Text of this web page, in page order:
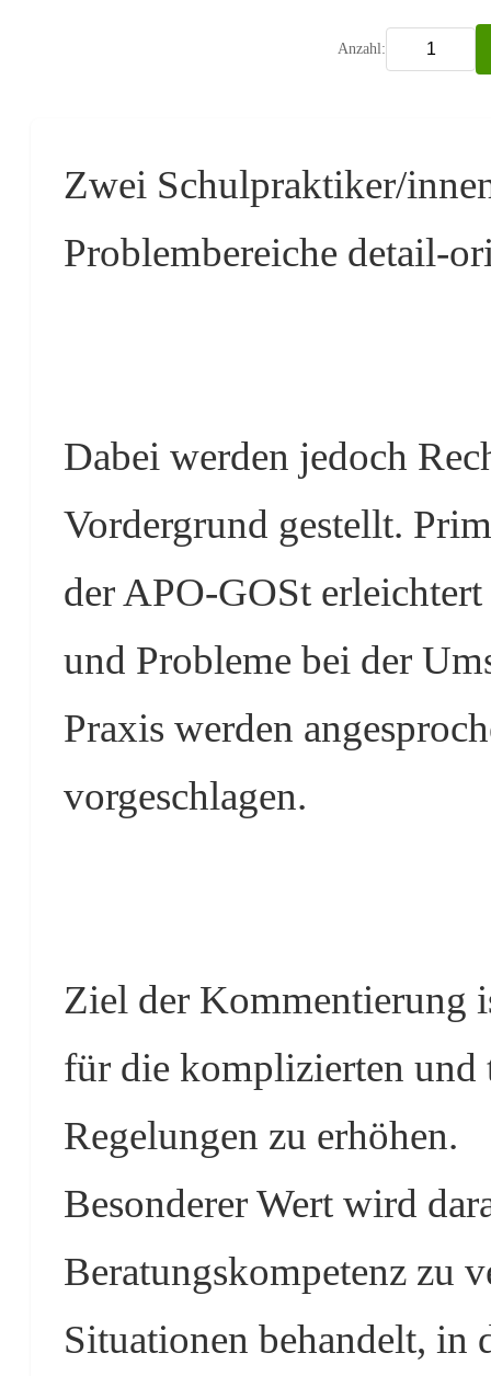
Anzahl:
Zwei Schulpraktiker/
Problembereiche detail-
Dabei werden jedoch
Vordergrund gestellt.
der APO-GOSt
und Probleme bei der
Praxis werden
vorgeschlagen.
Ziel der Kommentierung
für die komplizierten und
Regelungen zu erhöhen.
Besonderer Wert wird
Beratungskompetenz zu
Situationen behandelt, in